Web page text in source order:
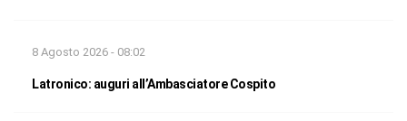
8 Agosto 2026 - 08:02
Latronico: auguri all’Ambasciatore Cospito